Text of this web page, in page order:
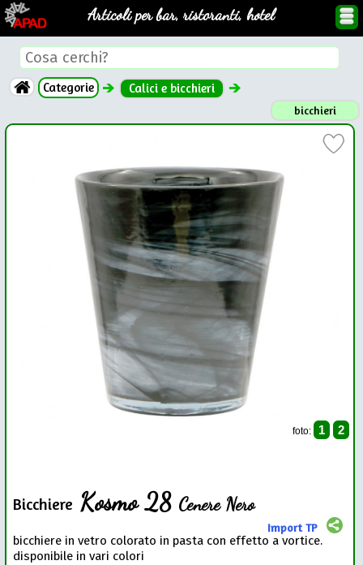
Articoli per bar, ristoranti, hotel
Categorie Calici e bicchieri
bicchieri
foto: 1 2
Bicchiere Kosmo 28 Cenere Nero
Import TP
bicchiere in vetro colorato in pasta con effetto a vortice.
disponibile in vari colori